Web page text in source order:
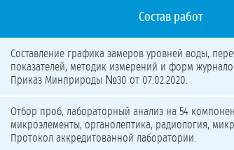
Состав работ
Составление графика замеров уровней воды,
показателей, методик измерений и форм
Приказ Минприроды №30 от 07.02.2020.
Отбор проб, лабораторный анализ на 54
микроэлементы, органолептика, радиология,
Протокол аккредитованной лаборатории.